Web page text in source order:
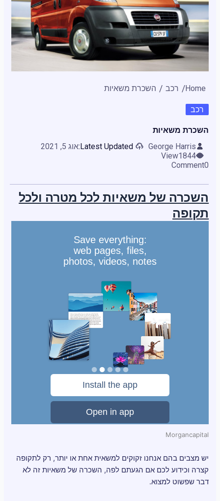
Home רכב השכרת משאיות
רכב
השכרת משאיות
George Harris
Latest Updated:אוג 5, 2021
1844
View
Comment
השכרה של משאיות לכל מטרה ולכל
תקופה
Morgancapital
יש מצבים בהם אנחנו זקוקים למשאית אחת או יותר, רק לתקופה
קצרה וכידוע לכם אם הגעתם לפה, השכרה של משאיות זה לא
דבר שפשוט למצוא.